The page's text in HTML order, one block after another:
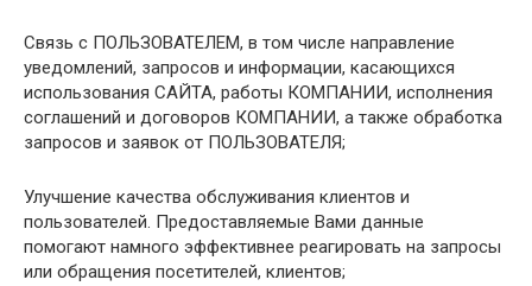
Связь с ПОЛЬЗОВАТЕЛЕМ, в том числе направление
уведомлений, запросов и информации, касающихся
использования САЙТА, работы КОМПАНИИ, исполнения
соглашений и договоров КОМПАНИИ, а также обработка
запросов и заявок от ПОЛЬЗОВАТЕЛЯ;
Улучшение качества обслуживания клиентов и
пользователей. Предоставляемые Вами данные
помогают намного эффективнее реагировать на запросы
или обращения посетителей, клиентов;